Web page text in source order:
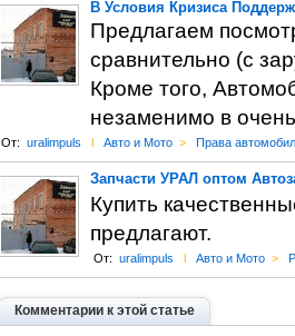
В Условия Кризиса
Предлагаем
сравнительно (с
Кроме того,
незаменимо в
От: uralimpuls l Авто и Мото > Права
Запчасти УРАЛ оптом
Купить
предлагают.
От: uralimpuls l Авто и Мото >
Комментарии к этой статье